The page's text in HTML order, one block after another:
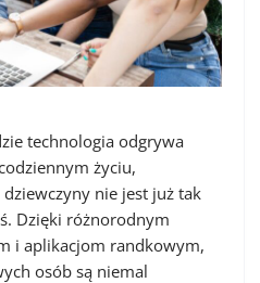
technologia odgrywa
życiu,
nie jest już tak
Dzięki różnorodnym
i aplikacjom randkowym,
osób są niemal